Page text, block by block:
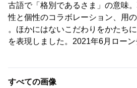
古語で「格別であるさま」の意味
性と個性のコラボレーション、用
。ほかにはないこだわりをかたち
を表現しました。2021年6月ローン
すべての画像